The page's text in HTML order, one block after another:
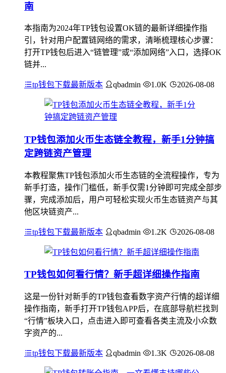
南
本指南为2024年TP钱包设置OK链的最新详细操作指
引，针对用户配置链网络的需求，清晰梳理核心步骤：
打开TP钱包后进入“链管理”或“添加网络”入口，选择OK
链并...
tp钱包下载最新版本 qbadmin 1.0K 2026-08-08
TP钱包添加火币生态链全教程，新手1分钟搞
定跨链资产管理
本教程聚焦TP钱包添加火币生态链的全流程操作，专为
新手打造，操作门槛低，新手仅需1分钟即可完成全部步
骤，完成添加后，用户可轻松实现火币生态链资产与其
他区块链资产...
tp钱包下载最新版本 qbadmin 1.2K 2026-08-08
TP钱包如何看行情？新手超详细操作指南
这是一份针对新手的TP钱包查看数字资产行情的超详细
操作指南，新手打开TP钱包APP后，在底部导航栏找到
“行情”板块入口，点击进入即可查看各类主流及小众数
字资产的...
tp钱包下载最新版本 qbadmin 1.3K 2026-08-08